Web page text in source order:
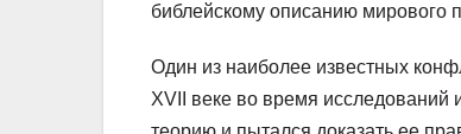
библейскому описанию мирового
Один из наиболее известных
XVII веке во время исследований